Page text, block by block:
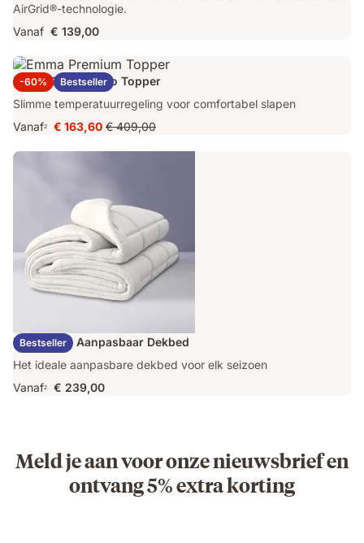
AirGrid®-technologie.
Vanaf € 139,00
-60% Bestseller
Emma Original Pro Topper
Slimme temperatuurregeling voor comfortabel slapen
Vanaf2
Prijs
€ 163,60
€ 163,60 Oorspronkelijke
prijs
€ 409,00
Bestseller
Emma Duo Aanpasbaar Dekbed
Het ideale aanpasbare dekbed voor elk seizoen
Vanaf2 € 239,00
Meld je aan voor onze nieuwsbrief en
ontvang 5% extra korting